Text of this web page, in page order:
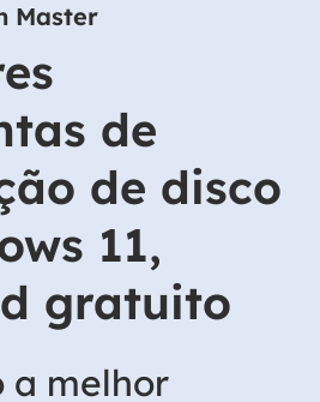
Master
de
de disco
11,
gratuito
a melhor